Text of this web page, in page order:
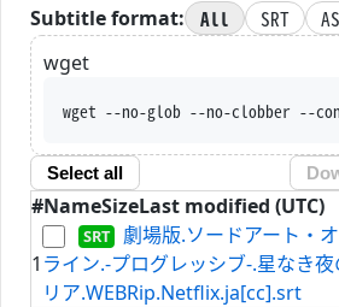
Subtitle format: All SRT
wget
wget --no-glob --no-clobber --content-
Select all
#NameSizeLast modified (UTC)
1
劇場版.ソードアート・
ライン.-プログレッシブ-.星なき夜
リア.WEBRip.Netflix.ja[cc].srt